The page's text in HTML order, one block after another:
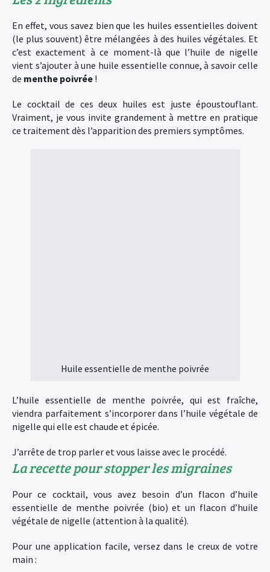
En effet, vous savez bien que les huiles essentielles doivent
(le plus souvent) être mélangées à des huiles végétales. Et
c’est exactement à ce moment-là que l’huile de nigelle
vient s’ajouter à une huile essentielle connue, à savoir celle
de menthe poivrée !
Le cocktail de ces deux huiles est juste époustouflant.
Vraiment, je vous invite grandement à mettre en pratique
ce traitement dès l’apparition des premiers symptômes.
Huile essentielle de menthe poivrée
L’huile essentielle de menthe poivrée, qui est fraîche,
viendra parfaitement s’incorporer dans l’huile végétale de
nigelle qui elle est chaude et épicée.
J’arrête de trop parler et vous laisse avec le procédé.
La recette pour stopper les migraines
Pour ce cocktail, vous avez besoin d’un flacon d’huile
essentielle de menthe poivrée (bio) et un flacon d’huile
végétale de nigelle (attention à la qualité).
Pour une application facile, versez dans le creux de votre
main :